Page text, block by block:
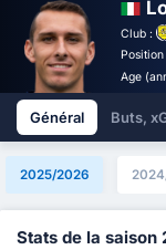
Club :
Position
Age
Général Buts,
2025/2026
Stats de la saison